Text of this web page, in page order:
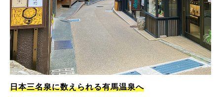
日本三名泉に数えられる有馬温泉へ